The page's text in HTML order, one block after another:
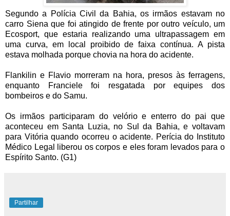
Segundo a Polícia Civil da Bahia, os irmãos estavam no
carro Siena que foi atingido de frente por outro veículo, um
Ecosport, que estaria realizando uma ultrapassagem em
uma curva, em local proibido de faixa contínua. A pista
estava molhada porque chovia na hora do acidente.
Flankilin e Flavio morreram na hora, presos às ferragens,
enquanto Franciele foi resgatada por equipes dos
bombeiros e do Samu.
Os irmãos participaram do velório e enterro do pai que
aconteceu em Santa Luzia, no Sul da Bahia, e voltavam
para Vitória quando ocorreu o acidente. Perícia do Instituto
Médico Legal liberou os corpos e eles foram levados para o
Espírito Santo. (G1)
Partilhar